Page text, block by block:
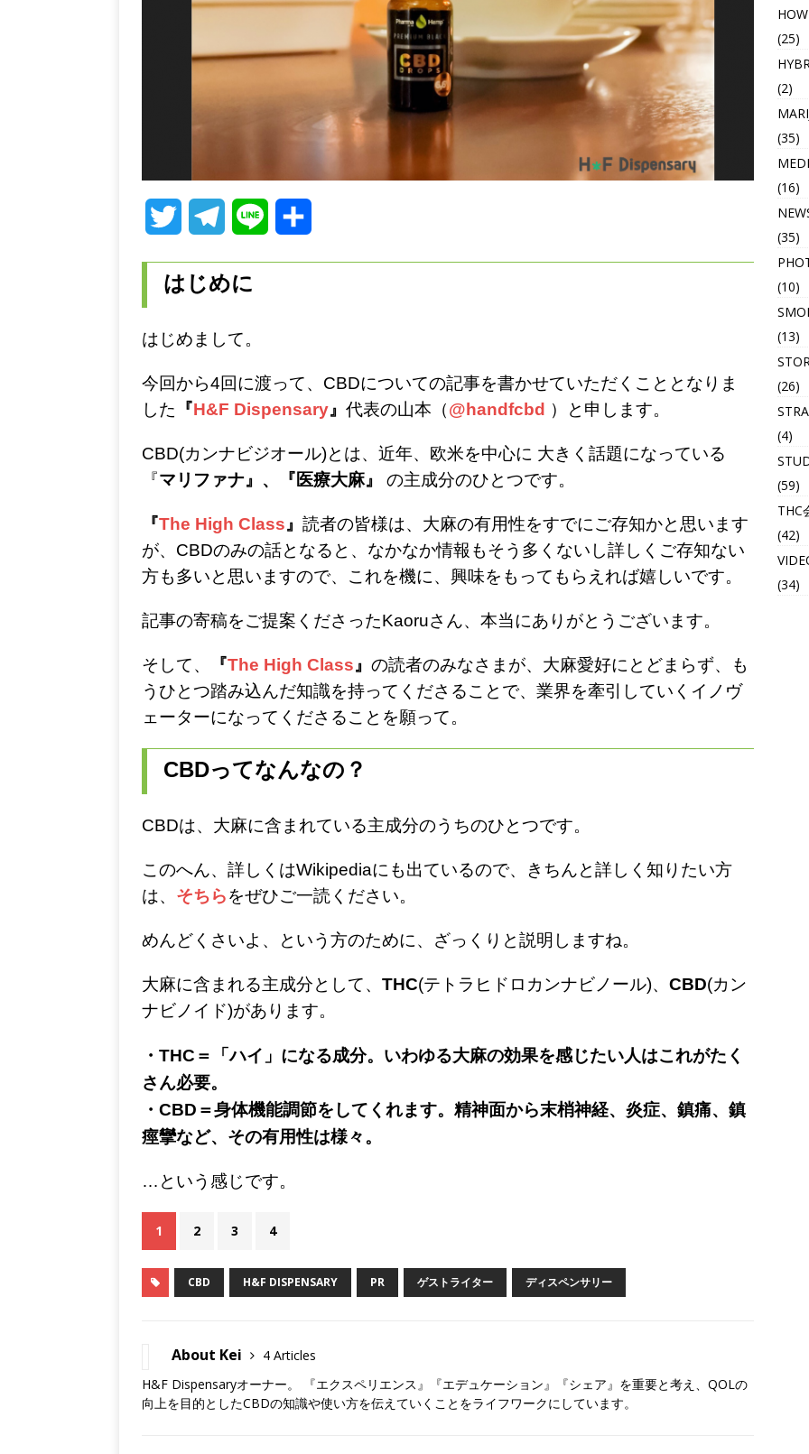
i
e
l
m
はじめに
はじめまして。
今回から4回に渡って、CBDについての記事を書かせていただくこととなりま
した 『H&F Dispensary』 代表の山本（@ handfcbd ）と申します。
CBD(カンナビジオール)とは、近年、欧米を中心に 大きく話題になっている
『マリファナ』、『医療大麻』 の主成分のひとつです。
『The High Class』 読者の皆様は、大麻の有用性をすでにご存知かと思います
が、CBDのみの話となると、なかなか情報もそう多くないし詳しくご存知ない
方も多いと思いますので、これを機に、興味をもってもらえれば嬉しいです。
記事の寄稿をご提案くださったKaoruさん、本当にありがとうございます。
そして、 『The High Class』 の読者のみなさまが、大麻愛好にとどまらず、も
うひとつ踏み込んだ知識を持ってくださることで、業界を牽引していくイノヴ
ェーターになってくださることを願って。
CBDってなんなの？
CBDは、大麻に含まれている主成分のうちのひとつです。
このへん、詳しくはWikipediaにも出ているので、きちんと詳しく知りたい方
は、 そちらをぜひご一読ください。
めんどくさいよ、という方のために、ざっくりと説明しますね。
大麻に含まれる主成分として、 THC(テトラヒドロカンナビノール)、 CBD(カン
ナビノイド)があります。
・THC＝「ハイ」になる成分。いわゆる大麻の効果を感じたい人はこれがたく
さん必要。
・CBD＝身体機能調節をしてくれます。精神面から末梢神経、炎症、鎮痛、鎮
痙攣など、その有用性は様々。
…という感じです。
1 2 3 4
CBD H&F DISPENSARY PR ゲストライター ディスペンサリー
About Kei
4 Articles
H&F Dispensaryオーナー。 『エクスペリエンス』『エデュケーション』『シェア』を重要と考え、QOLの
向上を目的としたCBDの知識や使い方を伝えていくことをライフワークにしています。
(25)
(2)
(35)
(16)
(35)
(10)
(13)
(26)
(4)
(59)
THC
(42)
(34)